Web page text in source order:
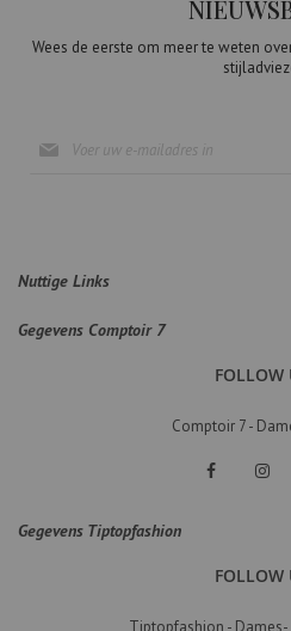
Wees de eerste om meer te weten
u
Nuttige Links
Gegevens Comptoir 7
FOLLOW
Comptoir 7 -
Gegevens Tiptopfashion
FOLLOW